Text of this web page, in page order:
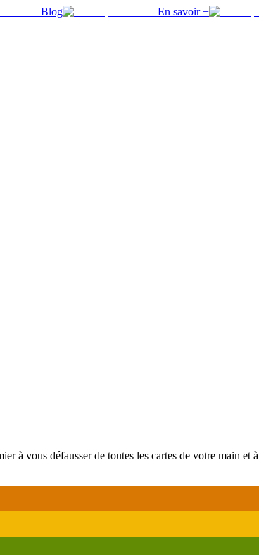
Blog
En savoir +
à vous défausser de toutes les cartes de votre main